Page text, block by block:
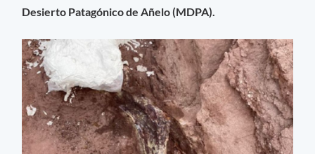
Desierto Patagónico de Añelo (MDPA).